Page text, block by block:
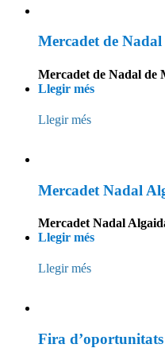
Mercadet de
Mercadet de Nadal de
Llegir més
Llegir més
Mercadet Nadal
Mercadet Nadal
Llegir més
Llegir més
Fira